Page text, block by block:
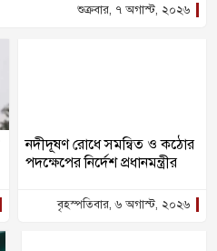
শুক্রবার, ৭ অগাস্ট, ২০২৬
নদীদূষণ রোধে সমন্বিত ও কঠোর
পদক্ষেপের নির্দেশ প্রধানমন্ত্রীর
বৃহস্পতিবার, ৬ অগাস্ট, ২০২৬